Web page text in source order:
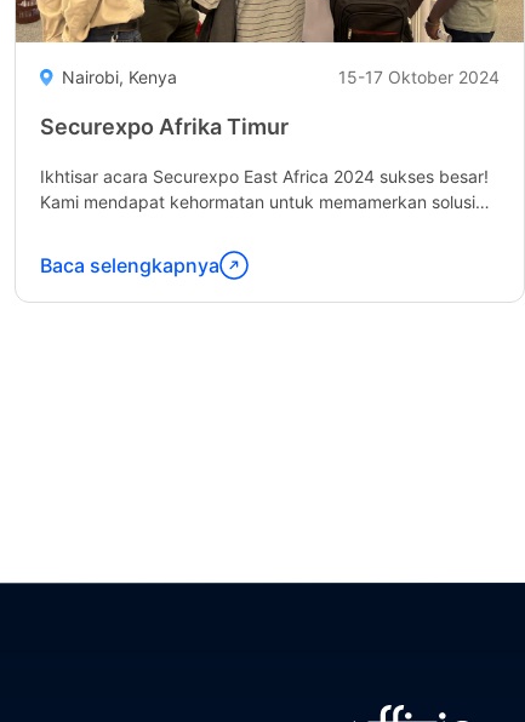
Nairobi, Kenya 15-17 Oktober 2024
Securexpo Afrika Timur
Ikhtisar acara Securexpo East Africa 2024 sukses besar!
Kami mendapat kehormatan untuk memamerkan solusi
Lanjutkan
membaca
Baca selengkapnya